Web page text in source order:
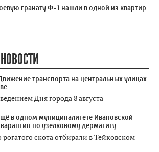
гранату Ф-1 нашли в одной из квартир
транспорта на центральных улицах
Дня города 8 августа
в одном муниципалитете Ивановской
по узелковому дерматиту
скота отбирали в Тейковском